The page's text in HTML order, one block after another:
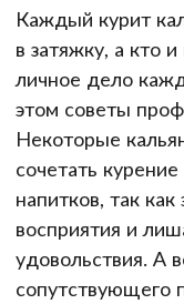
Каждый курит
в затяжку, а кто
личное дело
этом советы
Некоторые
сочетать
напитков, так
восприятия и
удовольствия. А
сопутствующего